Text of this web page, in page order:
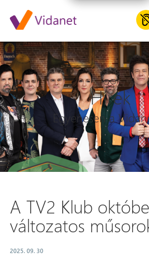
Hírek
Egyenesen a
A TV2 Klub
változatos
2025. 09. 30